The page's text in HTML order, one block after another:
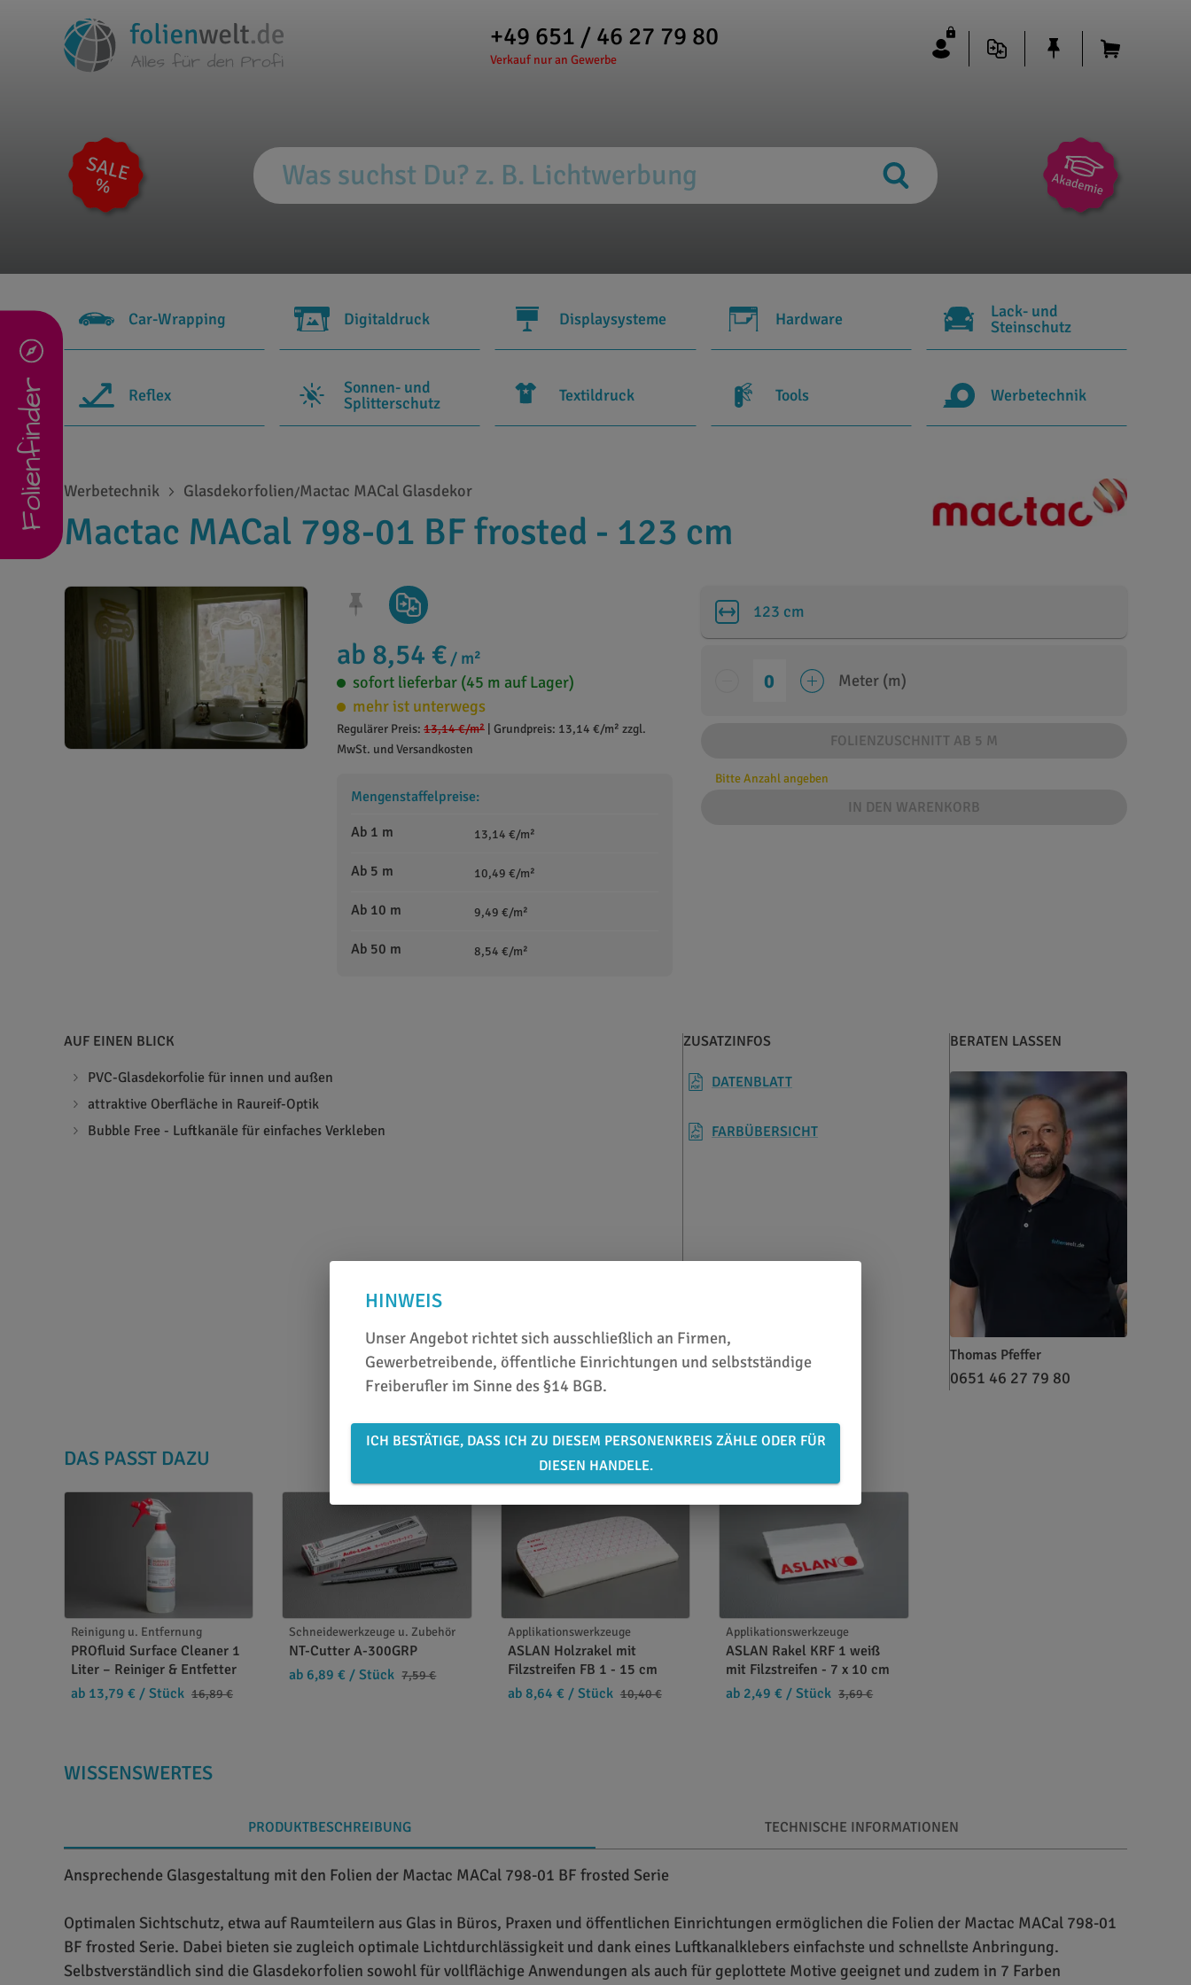
+49 651 / 46 27 79 80
Verkauf nur an Gewerbe
Car-Wrapping Digitaldruck Displaysysteme Hardware
Lack- und
Steinschutz
Reflex
Sonnen- und
Splitterschutz
Textildruck Tools Werbetechnik
Folienfinder Werbetechnik Glasdekorfolien/Mactac MACal Glasdekor
Mactac MACal 798-01 BF frosted - 123 cm
ab 8,54 € / m²
sofort lieferbar (45 m auf Lager)
mehr ist unterwegs
Regulärer Preis: 13,14 €/m² Grundpreis: 13,14 €/m² zzgl.
MwSt. und Versandkosten
Mengenstaffelpreise:
Ab 1 m
13,14 €/m²
Ab 5 m 10,49 €/m²
Ab 10 m 9,49 €/m²
Ab 50 m 8,54 €/m²
123 cm
Meter (m)
FOLIENZUSCHNITT AB 5 M
Bitte Anzahl angeben
IN DEN WARENKORB
AUF EINEN BLICK
PVC-Glasdekorfolie für innen und außen
attraktive Oberfläche in Raureif-Optik
Bubble Free - Luftkanäle für einfaches Verkleben
ZUSATZINFOS
DATENBLATT
FARBÜBERSICHT
BERATEN LASSEN
Thomas Pfeffer
0651 46 27 79 80
DAS PASST DAZU
Reinigung u. Entfernung
PROfluid Surface Cleaner 1
Liter – Reiniger & Entfetter
ab 13,79 € / Stück 16,89 €
Schneidewerkzeuge u. Zubehör
NT-Cutter A-300GRP
ab 6,89 € / Stück 7,59 €
Applikationswerkzeuge
ASLAN Holzrakel mit
Filzstreifen FB 1 - 15 cm
ab 8,64 € / Stück 10,40 €
Applikationswerkzeuge
ASLAN Rakel KRF 1 weiß
mit Filzstreifen - 7 x 10 cm
ab 2,49 € / Stück 3,69 €
WISSENSWERTES
PRODUKTBESCHREIBUNG TECHNISCHE INFORMATIONEN
Ansprechende Glasgestaltung mit den Folien der Mactac MACal 798-01 BF frosted Serie
Optimalen Sichtschutz, etwa auf Raumteilern aus Glas in Büros, Praxen und öffentlichen Einrichtungen ermöglichen die Folien der Mactac MACal 798-01
BF frosted Serie. Dabei bieten sie zugleich optimale Lichtdurchlässigkeit und dank eines Luftkanalklebers einfachste und schnellste Anbringung.
Selbstverständlich sind die Glasdekorfolien sowohl für vollflächige Anwendungen als auch für geplottete Motive geeignet und zudem in 7 Farben
HINWEIS
Unser Angebot richtet sich ausschließlich an Firmen,
Gewerbetreibende, öffentliche Einrichtungen und selbstständige
Freiberufler im Sinne des §14 BGB.
ICH BESTÄTIGE, DASS ICH ZU DIESEM PERSONENKREIS ZÄHLE ODER FÜR
DIESEN HANDELE.